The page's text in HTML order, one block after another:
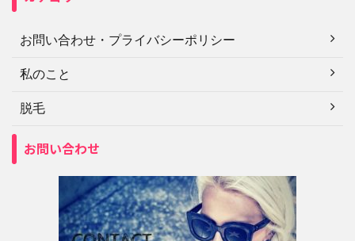
お問い合わせ・プライバシーポリシー
私のこと
脱毛
お問い合わせ